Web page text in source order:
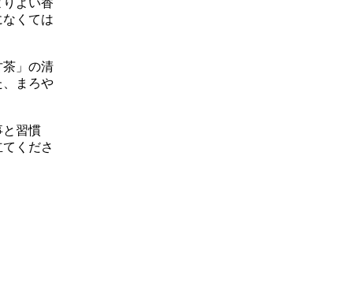
よい香
くては
茶」の清
、まろや
と習慣
くださ